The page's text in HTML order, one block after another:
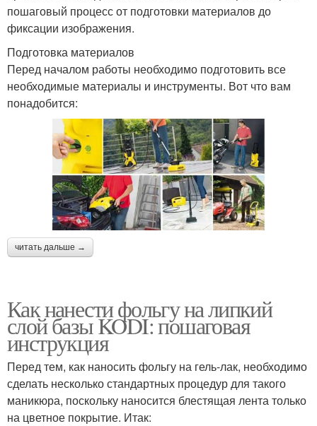
пошаговый процесс от подготовки материалов до
фиксации изображения.
Подготовка материалов
Перед началом работы необходимо подготовить все
необходимые материалы и инструменты. Вот что вам
понадобится:
читать дальше →
Как нанести фольгу на липкий
слой базы KODI: пошаговая
инструкция
Перед тем, как наносить фольгу на гель-лак, необходимо
сделать несколько стандартных процедур для такого
маникюра, поскольку наносится блестящая лента только
на цветное покрытие. Итак: